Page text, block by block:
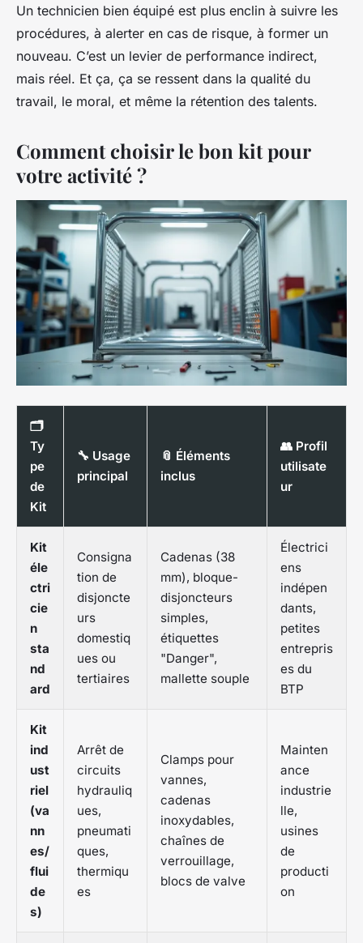
Un technicien bien équipé est plus enclin à suivre les
procédures, à alerter en cas de risque, à former un
nouveau. C’est un levier de performance indirect,
mais réel. Et ça, ça se ressent dans la qualité du
travail, le moral, et même la rétention des talents.
Comment choisir le bon kit pour
votre activité ?
🗂️
Ty
pe
de
Kit
🔧 Usage
principal
📎 Éléments
inclus
👥 Profil
utilisate
ur
Kit
éle
ctri
cie
n
sta
nd
ard
Consigna
tion de
disjoncte
urs
domestiq
ues ou
tertiaires
Cadenas (38
mm), bloque-
disjoncteurs
simples,
étiquettes
"Danger",
mallette souple
Électrici
ens
indépen
dants,
petites
entrepris
es du
BTP
Kit
ind
ust
riel
(va
nn
es/
flui
de
s)
Arrêt de
circuits
hydrauliq
ues,
pneumati
ques,
thermiqu
es
Clamps pour
vannes,
cadenas
inoxydables,
chaînes de
verrouillage,
blocs de valve
Mainten
ance
industrie
lle,
usines
de
producti
on